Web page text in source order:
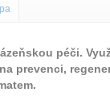
péči.
prevenci,